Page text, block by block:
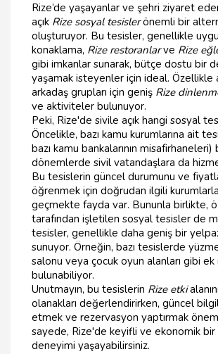
Rize’de yaşayanlar ve şehri ziyaret
açık Rize sosyal tesislerönemli bir
oluşturuyor. Bu tesisler, genellikle
konaklama, Rize restoranlarve Rize
gibi imkanlar sunarak, bütçe dostu bir
yaşamak isteyenler için ideal. Özellikle
arkadaş grupları için geniş Rize
ve aktiviteler bulunuyor.
Peki, Rize'de sivile açık hangi sosyal
Öncelikle, bazı kamu kurumlarına ait
bazı kamu bankalarının misafirhaneleri)
dönemlerde sivil vatandaşlara da
Bu tesislerin güncel durumunu ve
öğrenmek için doğrudan ilgili
geçmekte fayda var. Bununla birlikte,
tarafından işletilen sosyal tesisler de
tesisler, genellikle daha geniş bir
sunuyor. Örneğin, bazı tesislerde
salonu veya çocuk oyun alanları gibi ek
bulunabiliyor.
Unutmayın, bu tesislerin Rize etki
olanakları değerlendirirken, güncel
etmek ve rezervasyon yaptırmak
sayede, Rize'de keyifli ve ekonomik
deneyimi yaşayabilirsiniz.